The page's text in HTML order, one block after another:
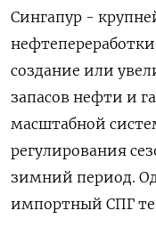
Сингапур -
создание или
запасов нефти и
масштабной
регулирования
зимний период.
импортный СПГ